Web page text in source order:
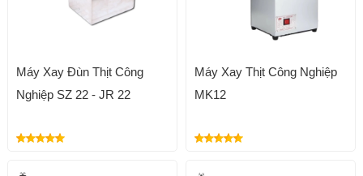
Máy Xay Đùn Thịt Công
Nghiệp SZ 22 - JR 22
Máy Xay Thịt Công Nghiệp
MK12